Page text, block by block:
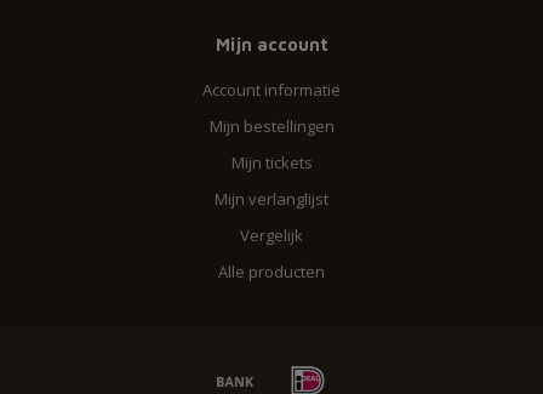
Mijn account
Account informatie
Mijn bestellingen
Mijn tickets
Mijn verlanglijst
Vergelijk
Alle producten